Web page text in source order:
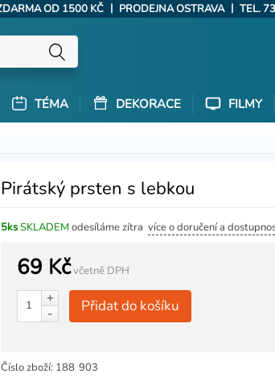
OD 1500 KČ | PRODEJNA OSTRAVA | TEL.
TÉMA DEKORACE FILMY
Pirátský prsten s lebkou
5ksSKLADEM odesíláme zítravíce o doručení a
69 Kčvčetně DPH
+
-
Přidat do košíku
Číslo zboží: 188 903